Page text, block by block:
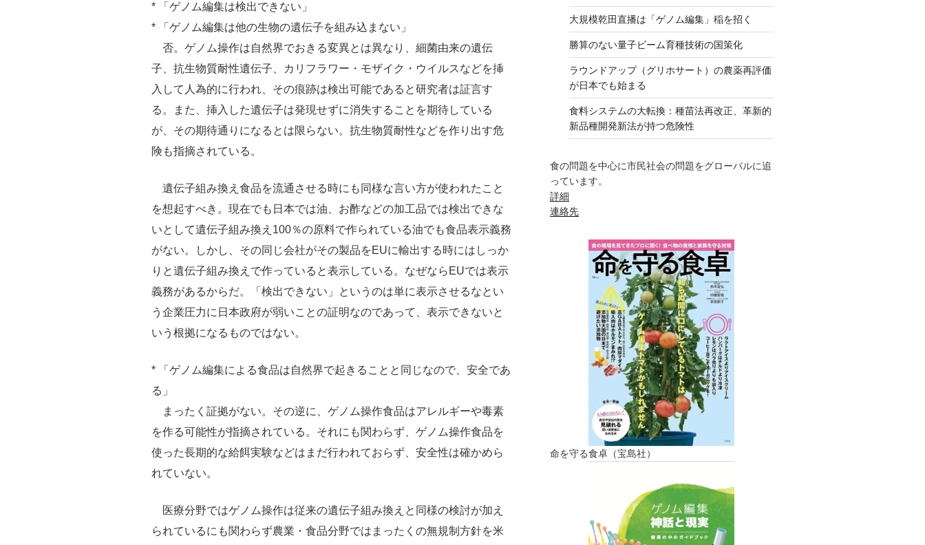
* 「ゲノム編集は検出できない」
* 「ゲノム編集は他の生物の遺伝子を組み込まない」
否。ゲノム操作は自然界でおきる変異とは異なり、細菌由来の遺伝
子、抗生物質耐性遺伝子、カリフラワー・モザイク・ウイルスなどを挿
入して人為的に行われ、その痕跡は検出可能であると研究者は証言す
る。また、挿入した遺伝子は発現せずに消失することを期待している
が、その期待通りになるとは限らない。抗生物質耐性などを作り出す危
険も指摘されている。
遺伝子組み換え食品を流通させる時にも同様な言い方が使われたこと
を想起すべき。現在でも日本では油、お酢などの加工品では検出できな
いとして遺伝子組み換え100％の原料で作られている油でも食品表示義務
がない。しかし、その同じ会社がその製品をEUに輸出する時にはしっか
りと遺伝子組み換えで作っていると表示している。なぜならEUでは表示
義務があるからだ。「検出できない」というのは単に表示させるなとい
う企業圧力に日本政府が弱いことの証明なのであって、表示できないと
いう根拠になるものではない。
* 「ゲノム編集による食品は自然界で起きることと同じなので、安全であ
る」
まったく証拠がない。その逆に、ゲノム操作食品はアレルギーや毒素
を作る可能性が指摘されている。それにも関わらず、ゲノム操作食品を
使った長期的な給餌実験などはまだ行われておらず、安全性は確かめら
れていない。
医療分野ではゲノム操作は従来の遺伝子組み換えと同様の検討が加え
られているにも関わらず農業・食品分野ではまったくの無規制方針を米
大規模乾田直播は「ゲノム編集」稲を招く
勝算のない量子ビーム育種技術の国策化
ラウンドアップ（グリホサート）の農薬再評価
が日本でも始まる
食料システムの大転換：種苗法再改正、革新的
新品種開発新法が持つ危険性
食の問題を中心に市民社会の問題をグローバルに追
っています。
詳細
連絡先
命を守る食卓（宝島社）